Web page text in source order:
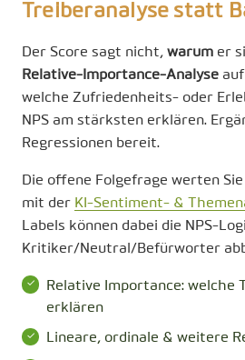
Treiberanalyse statt
Der Score sagt nicht, warum er
Relative-Importance-Analyse
welche Zufriedenheits- oder
NPS am stärksten erklären.
Regressionen bereit.
Die offene Folgefrage werten
mit der KI-Sentiment- &
Labels können dabei die NPS-
Kritiker/Neutral/Befürworter
Relative Importance: welche
erklären
Lineare, ordinale & weitere